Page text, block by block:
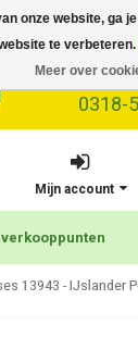
0318-
Mijn account
13943 - IJslander
onze website, ga
te verbeteren.
Meer over